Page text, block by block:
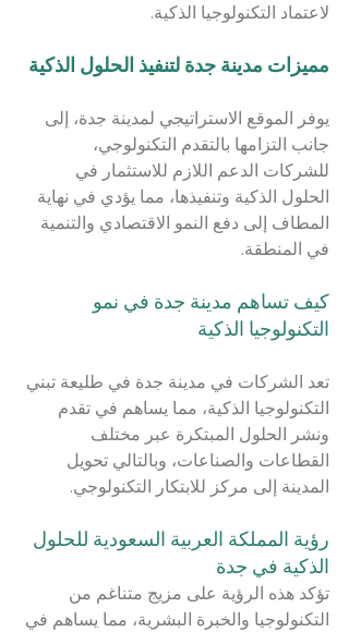
لاعتماد التكنولوجيا الذكية.
مميزات مدينة جدة لتنفيذ الحلول الذكية
يوفر الموقع الاستراتيجي لمدينة جدة، إلى
جانب التزامها بالتقدم التكنولوجي،
للشركات الدعم اللازم للاستثمار في
الحلول الذكية وتنفيذها، مما يؤدي في نهاية
المطاف إلى دفع النمو الاقتصادي والتنمية
في المنطقة.
كيف تساهم مدينة جدة في نمو
التكنولوجيا الذكية
تعد الشركات في مدينة جدة في طليعة تبني
التكنولوجيا الذكية، مما يساهم في تقدم
ونشر الحلول المبتكرة عبر مختلف
القطاعات والصناعات، وبالتالي تحويل
المدينة إلى مركز للابتكار التكنولوجي.
رؤية المملكة العربية السعودية للحلول
الذكية في جدة
تؤكد هذه الرؤية على مزيج متناغم من
التكنولوجيا والخبرة البشرية، مما يساهم في